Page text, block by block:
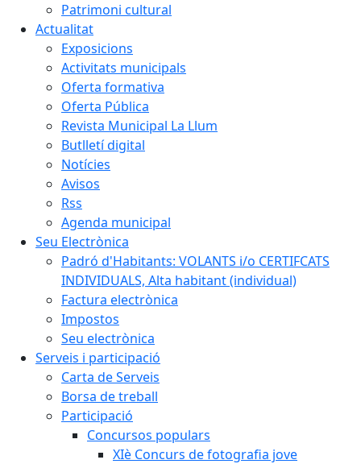
Patrimoni cultural
Actualitat
Exposicions
Activitats municipals
Oferta formativa
Oferta Pública
Revista Municipal La Llum
Butlletí digital
Notícies
Avisos
Rss
Agenda municipal
Seu Electrònica
Padró d'Habitants: VOLANTS i/o CERTIFCATS
INDIVIDUALS, Alta habitant (individual)
Factura electrònica
Impostos
Seu electrònica
Serveis i participació
Carta de Serveis
Borsa de treball
Participació
Concursos populars
XIè Concurs de fotografia jove